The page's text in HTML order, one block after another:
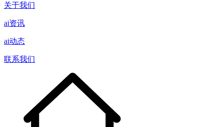
关于我们
ai资讯
ai动态
联系我们